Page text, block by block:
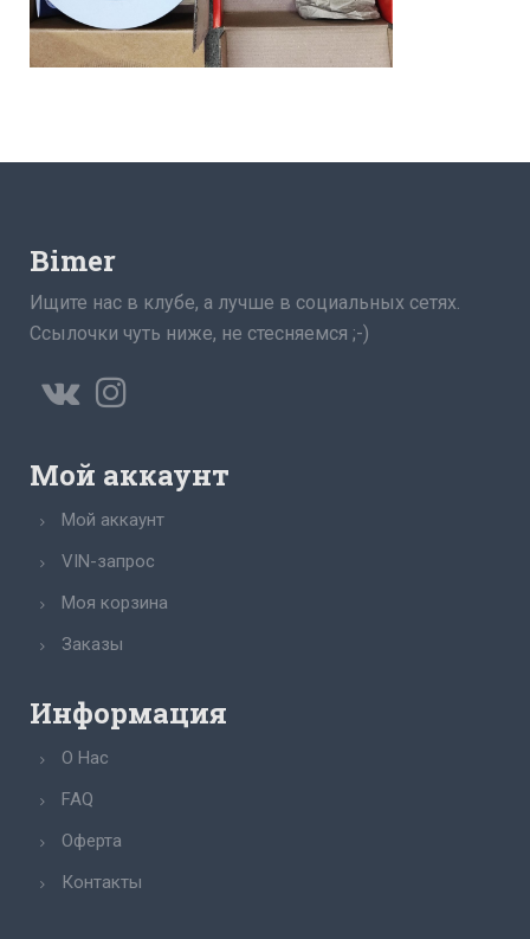
Bimer
Ищите нас в клубе, а лучше в социальных сетях.
Ссылочки чуть ниже, не стесняемся ;-)
Мой аккаунт
Мой аккаунт
VIN-запрос
Моя корзина
Заказы
Информация
О Нас
FAQ
Оферта
Контакты